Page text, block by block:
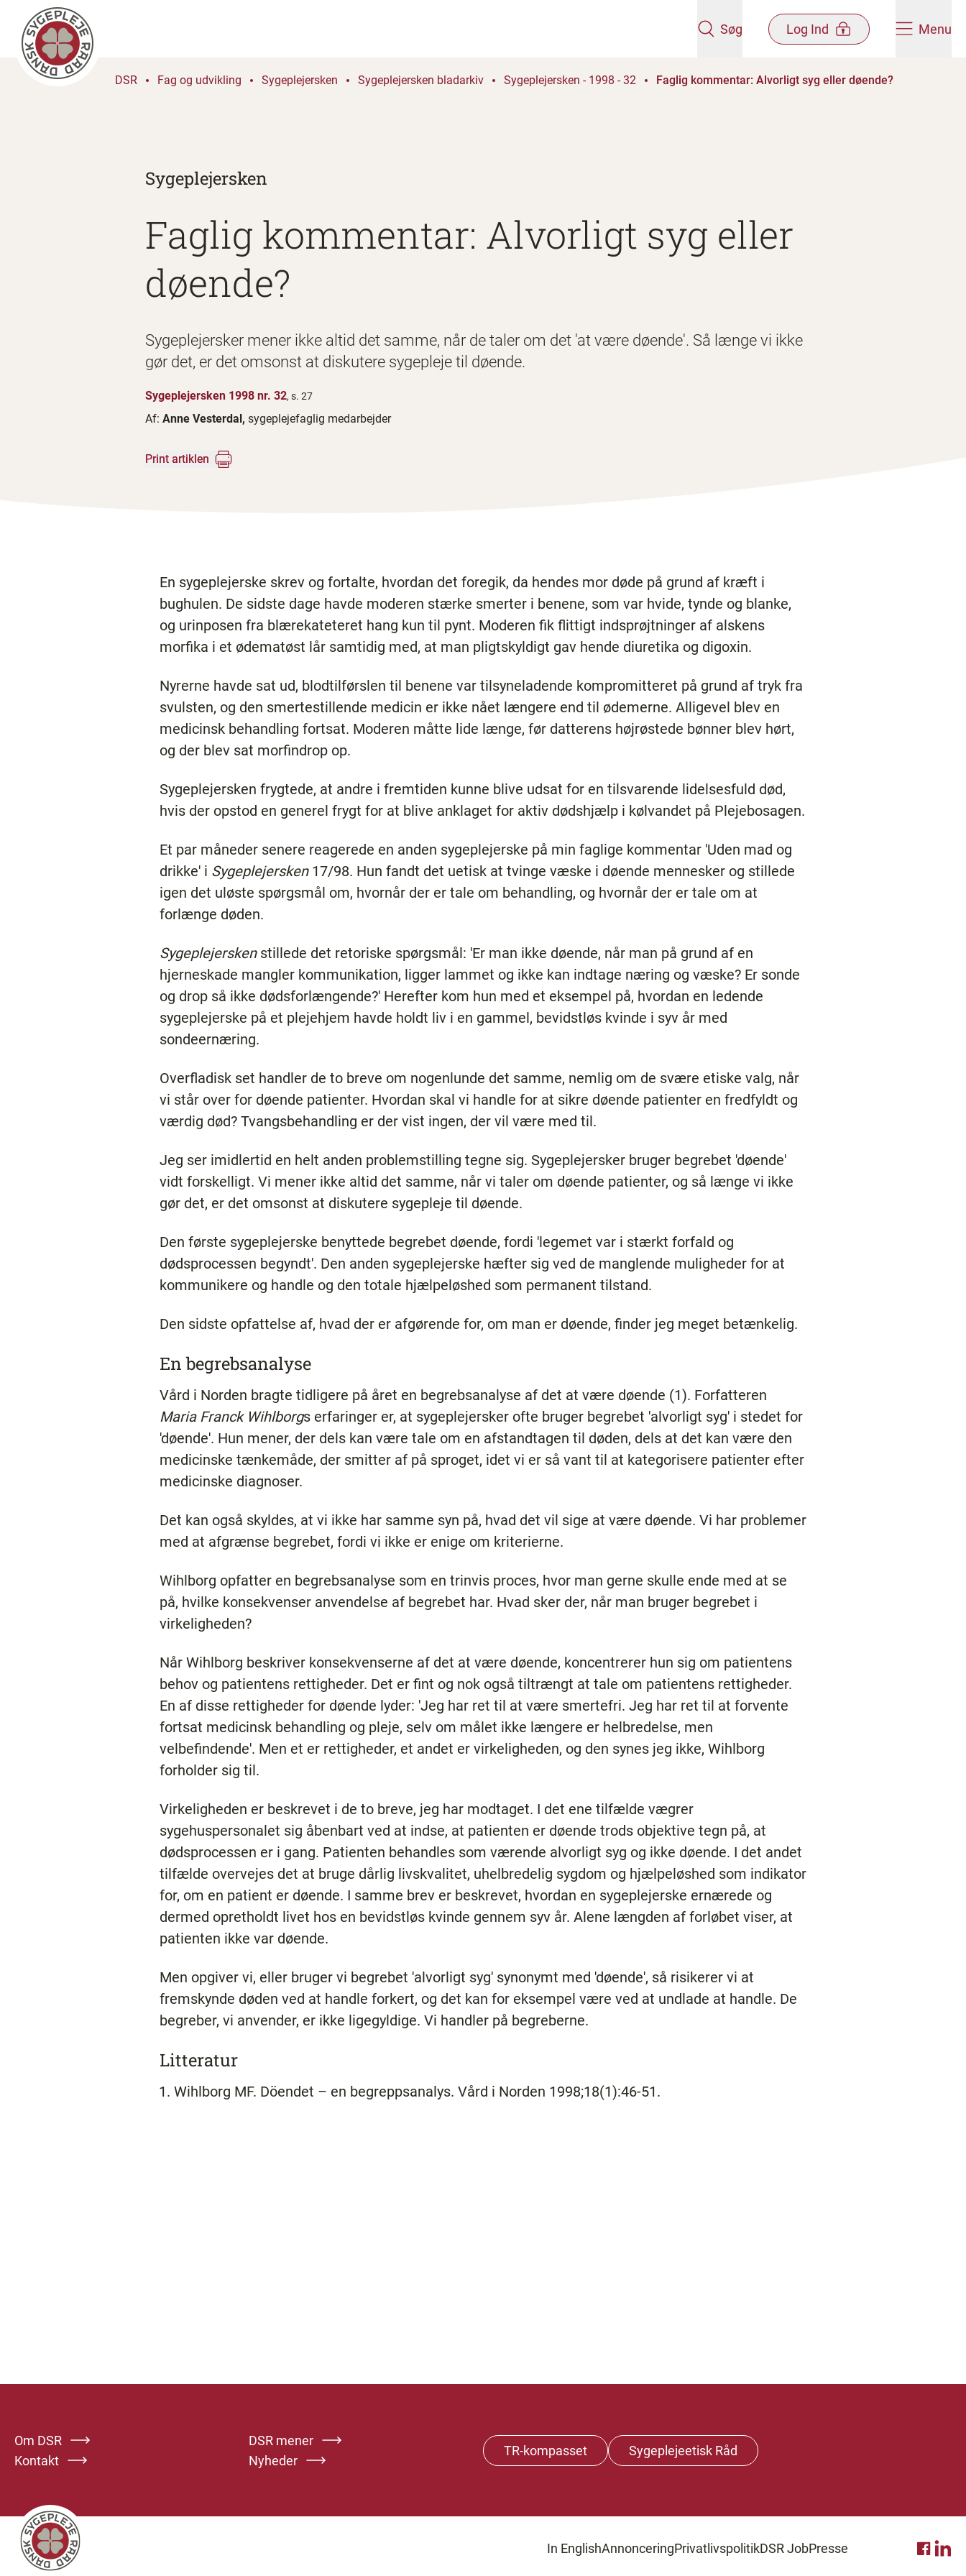
Søg Log Ind Menu
DSR Fag og udvikling Sygeplejersken Sygeplejersken bladarkiv Sygeplejersken - 1998 - 32 Faglig kommentar: Alvorligt syg eller døende?
Sygeplejersken
Faglig kommentar: Alvorligt syg eller
døende?
Sygeplejersker mener ikke altid det samme, når de taler om det 'at være døende'. Så længe vi ikke
gør det, er det omsonst at diskutere sygepleje til døende.
Sygeplejersken 1998 nr. 32, s. 27
Af: Anne Vesterdal, sygeplejefaglig medarbejder
Print artiklen
En sygeplejerske skrev og fortalte, hvordan det foregik, da hendes mor døde på grund af kræft i
bughulen. De sidste dage havde moderen stærke smerter i benene, som var hvide, tynde og blanke,
og urinposen fra blærekateteret hang kun til pynt. Moderen fik flittigt indsprøjtninger af alskens
morfika i et ødematøst lår samtidig med, at man pligtskyldigt gav hende diuretika og digoxin.
Nyrerne havde sat ud, blodtilførslen til benene var tilsyneladende kompromitteret på grund af tryk fra
svulsten, og den smertestillende medicin er ikke nået længere end til ødemerne. Alligevel blev en
medicinsk behandling fortsat. Moderen måtte lide længe, før datterens højrøstede bønner blev hørt,
og der blev sat morfindrop op.
Sygeplejersken frygtede, at andre i fremtiden kunne blive udsat for en tilsvarende lidelsesfuld død,
hvis der opstod en generel frygt for at blive anklaget for aktiv dødshjælp i kølvandet på Plejebosagen.
Et par måneder senere reagerede en anden sygeplejerske på min faglige kommentar 'Uden mad og
drikke' i Sygeplejersken17/98. Hun fandt det uetisk at tvinge væske i døende mennesker og stillede
igen det uløste spørgsmål om, hvornår der er tale om behandling, og hvornår der er tale om at
forlænge døden.
Sygeplejerskenstillede det retoriske spørgsmål: 'Er man ikke døende, når man på grund af en
hjerneskade mangler kommunikation, ligger lammet og ikke kan indtage næring og væske? Er sonde
og drop så ikke dødsforlængende?' Herefter kom hun med et eksempel på, hvordan en ledende
sygeplejerske på et plejehjem havde holdt liv i en gammel, bevidstløs kvinde i syv år med
sondeernæring.
Overfladisk set handler de to breve om nogenlunde det samme, nemlig om de svære etiske valg, når
vi står over for døende patienter. Hvordan skal vi handle for at sikre døende patienter en fredfyldt og
værdig død? Tvangsbehandling er der vist ingen, der vil være med til.
Jeg ser imidlertid en helt anden problemstilling tegne sig. Sygeplejersker bruger begrebet 'døende'
vidt forskelligt. Vi mener ikke altid det samme, når vi taler om døende patienter, og så længe vi ikke
gør det, er det omsonst at diskutere sygepleje til døende.
Den første sygeplejerske benyttede begrebet døende, fordi 'legemet var i stærkt forfald og
dødsprocessen begyndt'. Den anden sygeplejerske hæfter sig ved de manglende muligheder for at
kommunikere og handle og den totale hjælpeløshed som permanent tilstand.
Den sidste opfattelse af, hvad der er afgørende for, om man er døende, finder jeg meget betænkelig.
En begrebsanalyse
Vård i Norden bragte tidligere på året en begrebsanalyse af det at være døende (1). Forfatteren
Maria Franck Wihlborgs erfaringer er, at sygeplejersker ofte bruger begrebet 'alvorligt syg' i stedet for
'døende'. Hun mener, der dels kan være tale om en afstandtagen til døden, dels at det kan være den
medicinske tænkemåde, der smitter af på sproget, idet vi er så vant til at kategorisere patienter efter
medicinske diagnoser.
Det kan også skyldes, at vi ikke har samme syn på, hvad det vil sige at være døende. Vi har problemer
med at afgrænse begrebet, fordi vi ikke er enige om kriterierne.
Wihlborg opfatter en begrebsanalyse som en trinvis proces, hvor man gerne skulle ende med at se
på, hvilke konsekvenser anvendelse af begrebet har. Hvad sker der, når man bruger begrebet i
virkeligheden?
Når Wihlborg beskriver konsekvenserne af det at være døende, koncentrerer hun sig om patientens
behov og patientens rettigheder. Det er fint og nok også tiltrængt at tale om patientens rettigheder.
En af disse rettigheder for døende lyder: 'Jeg har ret til at være smertefri. Jeg har ret til at forvente
fortsat medicinsk behandling og pleje, selv om målet ikke længere er helbredelse, men
velbefindende'. Men et er rettigheder, et andet er virkeligheden, og den synes jeg ikke, Wihlborg
forholder sig til.
Virkeligheden er beskrevet i de to breve, jeg har modtaget. I det ene tilfælde vægrer
sygehuspersonalet sig åbenbart ved at indse, at patienten er døende trods objektive tegn på, at
dødsprocessen er i gang. Patienten behandles som værende alvorligt syg og ikke døende. I det andet
tilfælde overvejes det at bruge dårlig livskvalitet, uhelbredelig sygdom og hjælpeløshed som indikator
for, om en patient er døende. I samme brev er beskrevet, hvordan en sygeplejerske ernærede og
dermed opretholdt livet hos en bevidstløs kvinde gennem syv år. Alene længden af forløbet viser, at
patienten ikke var døende.
Men opgiver vi, eller bruger vi begrebet 'alvorligt syg' synonymt med 'døende', så risikerer vi at
fremskynde døden ved at handle forkert, og det kan for eksempel være ved at undlade at handle. De
begreber, vi anvender, er ikke ligegyldige. Vi handler på begreberne.
Litteratur
Wihlborg MF. Döendet – en begreppsanalys. Vård i Norden 1998;18(1):46-51.
Om DSR
DSR mener
Kontakt
Nyheder
TR-kompasset Sygeplejeetisk Råd
In EnglishAnnonceringPrivatlivspolitikDSR JobPresse